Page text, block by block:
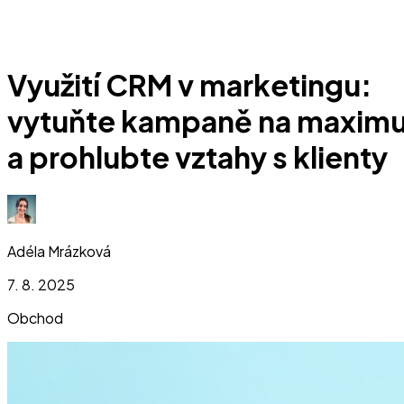
Využití CRM v marketingu:
vytuňte kampaně na
a prohlubte vztahy s klienty
Adéla Mrázková
7. 8. 2025
Obchod